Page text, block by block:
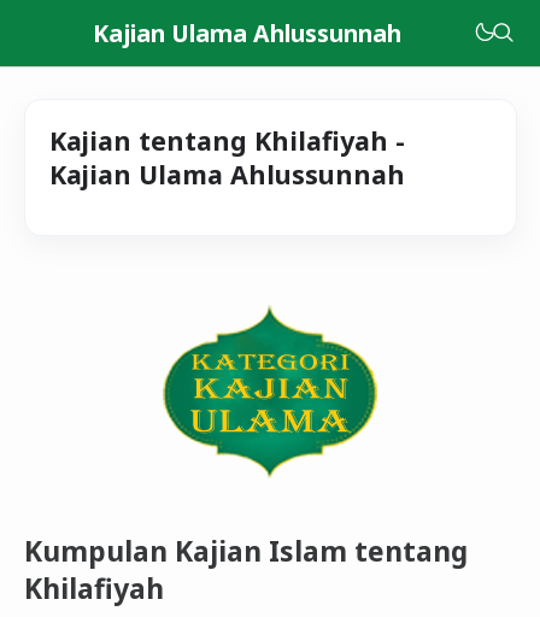
Kajian Ulama Ahlussunnah
Kajian tentang Khilafiyah -
Kajian Ulama Ahlussunnah
Kumpulan Kajian Islam tentang
Khilafiyah